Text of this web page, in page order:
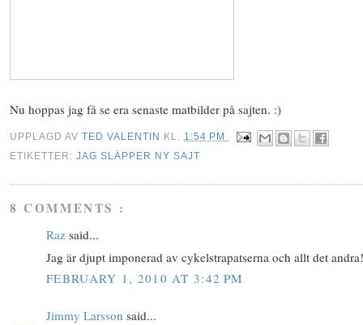
Nu hoppas jag få se era senaste matbilder på sajten. :)
UPPLAGD AVTED VALENTIN KL. 1:54 PM
ETIKETTER:JAG SLÄPPER NY SAJT
8 COMMENTS :
Raz said...
Jag är djupt imponerad av cykelstrapatserna och allt det andra!
FEBRUARY 1, 2010 AT 3:42 PM
Jimmy Larsson said...